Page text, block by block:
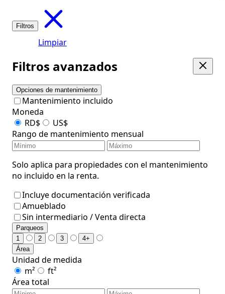
Filtros
Limpiar
Filtros avanzados
Opciones de mantenimiento
Mantenimiento incluido
Moneda
RD$
US$
Rango de mantenimiento mensual
Solo aplica para propiedades con el mantenimiento
no incluido en la renta.
Incluye documentación verificada
Amueblado
Sin intermediario / Venta directa
Parqueos
1
2 3
4+
Área
Unidad de medida
m²
ft²
Área total